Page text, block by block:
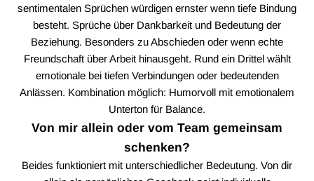
sentimentalen Sprüchen würdigen ernster wenn tiefe Bindung
besteht. Sprüche über Dankbarkeit und Bedeutung der
Beziehung. Besonders zu Abschieden oder wenn echte
Freundschaft über Arbeit hinausgeht. Rund ein Drittel wählt
emotionale bei tiefen Verbindungen oder bedeutenden
Anlässen. Kombination möglich: Humorvoll mit emotionalem
Unterton für Balance.
Von mir allein oder vom Team gemeinsam
schenken?
Beides funktioniert mit unterschiedlicher Bedeutung. Von dir